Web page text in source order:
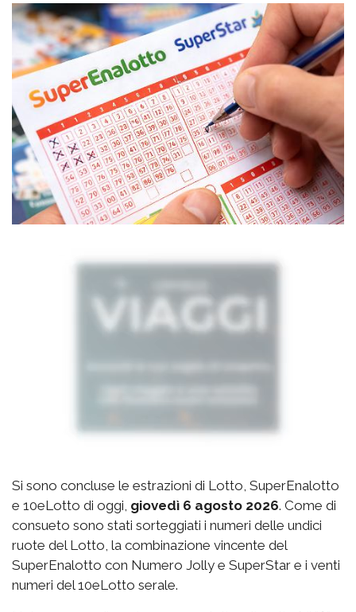
Si sono concluse le estrazioni di Lotto, SuperEnalotto
e 10eLotto di oggi, giovedì 6 agosto 2026. Come di
consueto sono stati sorteggiati i numeri delle undici
ruote del Lotto, la combinazione vincente del
SuperEnalotto con Numero Jolly e SuperStar e i venti
numeri del 10eLotto serale.